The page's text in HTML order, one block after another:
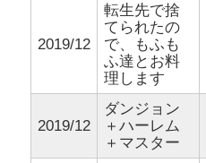
2019/12
転生先で捨
てられたの
で、もふも
ふ達とお料
理します
2019/12
ダンジョン
＋ハーレム
＋マスター